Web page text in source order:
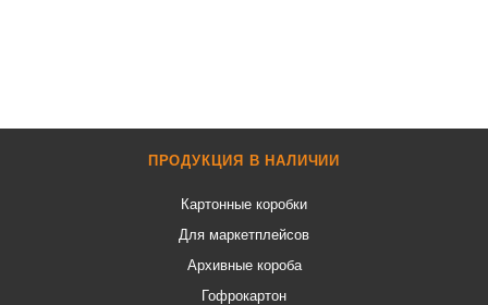
ПРОДУКЦИЯ В НАЛИЧИИ
Картонные коробки
Для маркетплейсов
Архивные короба
Гофрокартон